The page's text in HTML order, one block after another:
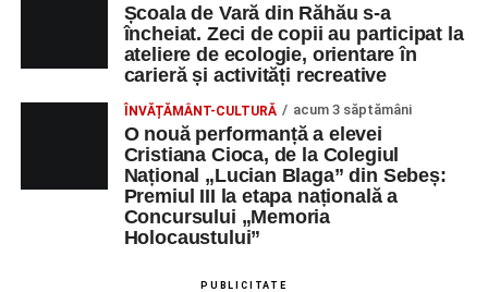
Școala de Vară din Răhău s-a
încheiat. Zeci de copii au participat la
ateliere de ecologie, orientare în
carieră și activități recreative
ÎNVĂȚĂMÂNT-CULTURĂ acum 3 săptămâni
O nouă performanță a elevei
Cristiana Cioca, de la Colegiul
Național „Lucian Blaga” din Sebeș:
Premiul III la etapa națională a
Concursului „Memoria
Holocaustului”
PUBLICITATE